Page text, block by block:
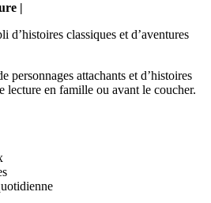
|
d’histoires classiques et d’aventures
personnages attachants et d’histoires
lecture en famille ou avant le coucher.